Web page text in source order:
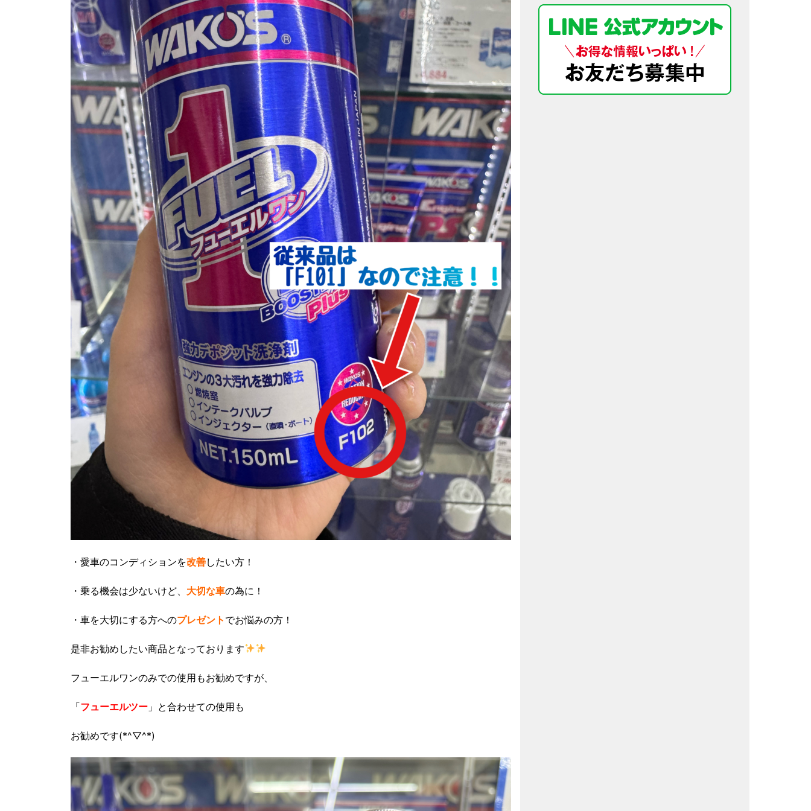
・愛車のコンディションを改善したい方！
・乗る機会は少ないけど、 大切な車の為に！
・車を大切にする方へのプレゼント でお悩みの方！
是非お勧めしたい商品となっております
フューエルワンのみでの使用もお勧めですが、
「フューエルツー 」と合わせての使用も
お勧めです(*^▽^*)